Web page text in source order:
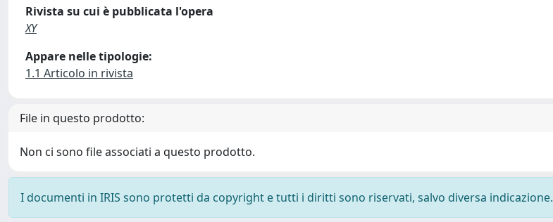
Rivista su cui è pubblicata l'opera
XY
Appare nelle tipologie:
1.1 Articolo in rivista
File in questo prodotto:
Non ci sono file associati a questo prodotto.
I documenti in IRIS sono protetti da copyright e tutti i diritti sono riservati, salvo diversa indicazione.